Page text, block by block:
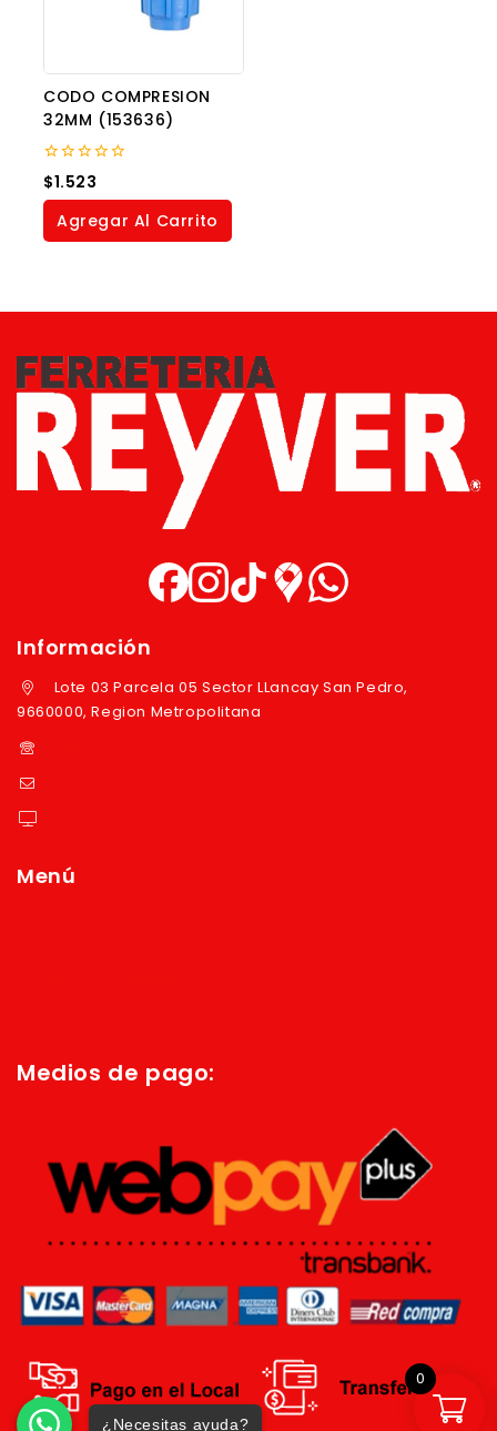
CODO COMPRESION
32MM (153636)
0
out
of
$1.523
Agregar Al Carrito
Información
Lote 03 Parcela 05 Sector LLancay San Pedro,
9660000, Region Metropolitana
Menú
Medios de pago:
¿Necesitas ayuda?
0